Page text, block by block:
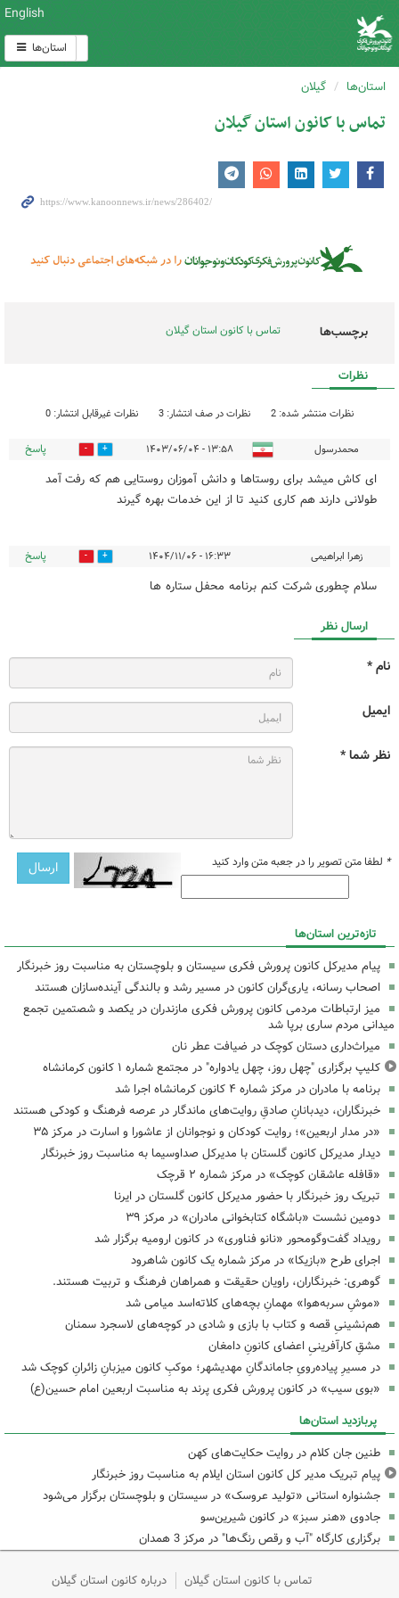
English
استان‌ها
استان‌ها گیلان
تماس با کانون استان گیلان
برچسب‌ها تماس با کانون استان گیلان
نظرات
نظرات منتشر شده: 2 نظرات در صف انتشار: 3 نظرات غیرقابل انتشار: 0
محمدرسول ۱۳:۵۸ - ۱۴۰۳/۰۶/۰۴ 1 پاسخ
ای کاش میشد برای روستاها و دانش آموزان روستایی هم که رفت آمد
طولانی دارند هم کاری کنید تا از این خدمات بهره گیرند
زهرا ابراهیمی ۱۶:۳۳ - ۱۴۰۴/۱۱/۰۶ 0 پاسخ
سلام چطوری شرکت کنم برنامه محفل ستاره ها
ارسال نظر
نام *
ایمیل
نظر شما *
* لطفا متن تصویر را در جعبه متن وارد کنید
تازه‌ترین استان‌ها
پیام مدیرکل کانون پرورش فکری سیستان و بلوچستان به مناسبت روز خبرنگار
اصحاب رسانه، یاری‌گران کانون در مسیر رشد و بالندگی آینده‌سازان هستند
میز ارتباطات مردمی کانون پرورش فکری مازندران در یکصد و شصتمین تجمع
میدانی مردم ساری برپا شد
میراث‌داری دستان کوچک در ضیافت عطر نان
کلیپ برگزاری "چهل روز، چهل یادواره" در مجتمع شماره ۱ کانون کرمانشاه
برنامه با مادران در مرکز شماره ۴ کانون کرمانشاه اجرا شد
خبرنگاران، دیدبانانِ صادقِ روایت‌های ماندگار در عرصه فرهنگ و کودکی هستند
«در مدار اربعین»؛ روایت کودکان و نوجوانان از عاشورا و اسارت در مرکز ۳۵
دیدار مدیرکل کانون گلستان با مدیرکل صداوسیما به مناسبت روز خبرنگار
«قافله عاشقان کوچک» در مرکز شماره ۲ قرچک
تبریک روز خبرنگار با حضور مدیرکل کانون گلستان در ایرنا
دومین نشست «باشگاه کتابخوانی مادران» در مرکز ۳۹
رویداد گفت‌وگومحور «نانو فناوری» در کانون ارومیه برگزار شد
اجرای طرح «بازیکا» در مرکز شماره یک کانون شاهرود
گوهری: خبرنگاران، راویان حقیقت و همراهان فرهنگ و تربیت هستند.
«موشِ سربه‌هوا» مهمانِ بچه‌های کلاته‌اسد میامی شد
هم‌نشینیِ قصه و کتاب با بازی و شادی در کوچه‌های لاسجرد سمنان
مشقِ کارآفرینیِ اعضای کانونِ دامغان
در مسیرِ پیاده‌رویِ جاماندگانِ مهدیشهر؛ موکبِ کانون میزبانِ زائرانِ کوچک شد
«بوی سیب» در کانون پرورش فکری پرند به مناسبت اربعین امام حسین(ع)
پربازدید استان‌ها
طنین جان کلام در روایت حکایت‌های کهن
پیام تبریک مدیر کل کانون استان ایلام به مناسبت روز خبرنگار
جشنواره استانی «تولید عروسک» در سیستان و بلوچستان برگزار می‌شود
جادوی «هنر سبز» در کانون شیرین‌سو
برگزاری کارگاه "آب و رقص رنگ‌ها" در مرکز 3 همدان
تماس با کانون استان گیلان درباره کانون استان گیلان